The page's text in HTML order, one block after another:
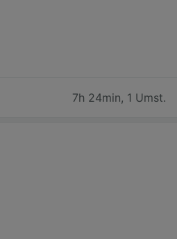
7h 24min, 1 Umst.